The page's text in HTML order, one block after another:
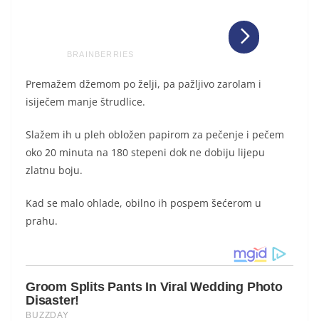
Premažem džemom po želji, pa pažljivo zarolam i
isiječem manje štrudlice.
Slažem ih u pleh obložen papirom za pečenje i pečem
oko 20 minuta na 180 stepeni dok ne dobiju lijepu
zlatnu boju.
Kad se malo ohlade, obilno ih pospem šećerom u
prahu.